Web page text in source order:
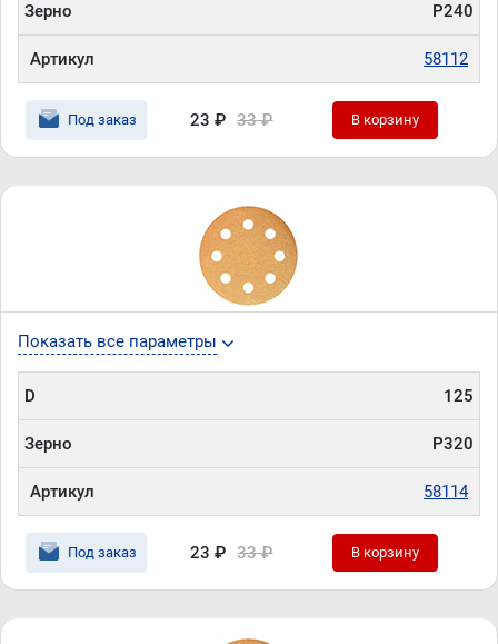
Зерно P240
Артикул 58112
Под заказ 23 ₽ 33 ₽ В корзину
Показать все параметры
D 125
Зерно P320
Артикул 58114
Под заказ 23 ₽ 33 ₽ В корзину